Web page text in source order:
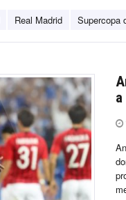
Real Madrid Supercopa